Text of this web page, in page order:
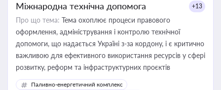
Міжнародна технічна допомога +13
Про що тема: Тема охоплює процеси правового
оформлення, адміністрування і контролю технічної
допомоги, що надається Україні з-за кордону, і є критично
важливою для ефективного використання ресурсів у сфері
розвитку, реформ та інфраструктурних проєктів
Паливно-енергетичний комплекс